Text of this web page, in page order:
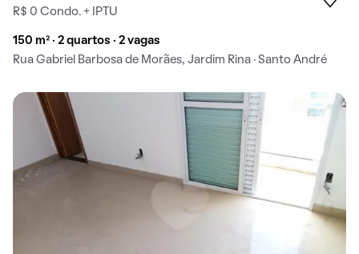
R$ 0 Condo. + IPTU
150 m² · 2 quartos · 2 vagas
Rua Gabriel Barbosa de Morães, Jardim Rina · Santo André